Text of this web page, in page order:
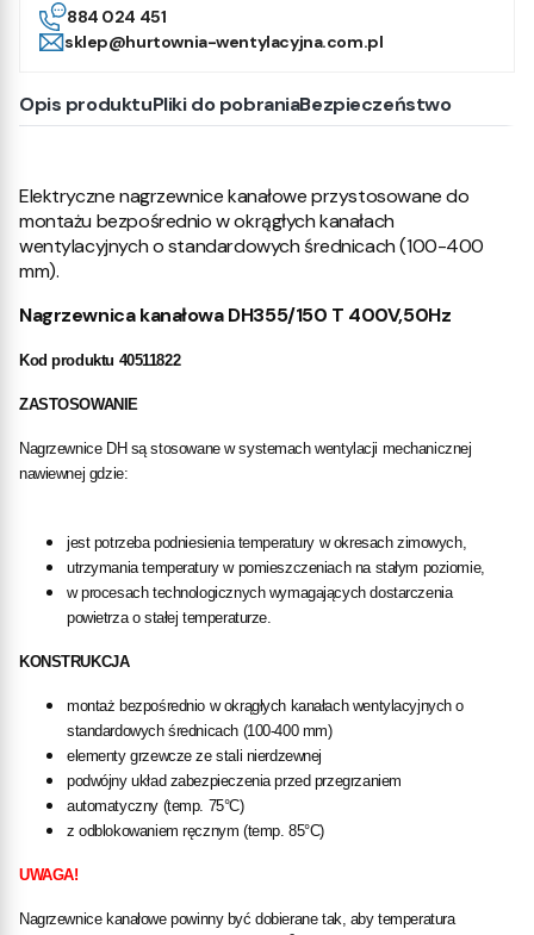
884 024 451
sklep@hurtownia-wentylacyjna.com.pl
Opis produktuPliki do pobraniaBezpieczeństwo
Elektryczne nagrzewnice kanałowe przystosowane do
montażu bezpośrednio w okrągłych kanałach
wentylacyjnych o standardowych średnicach (100-400
mm).
Nagrzewnica kanałowa DH355/150 T 400V,50Hz
Kod produktu 40511822
ZASTOSOWANIE
Nagrzewnice DH są stosowane w systemach wentylacji mechanicznej
nawiewnej gdzie:
jest potrzeba podniesienia temperatury w okresach zimowych,
utrzymania temperatury w pomieszczeniach na stałym poziomie,
w procesach technologicznych wymagających dostarczenia
powietrza o stałej temperaturze.
KONSTRUKCJA
montaż bezpośrednio w okrągłych kanałach wentylacyjnych o
standardowych średnicach (100-400 mm)
elementy grzewcze ze stali nierdzewnej
podwójny układ zabezpieczenia przed przegrzaniem
automatyczny (temp. 75°C)
z odblokowaniem ręcznym (temp. 85°C)
UWAGA!
Nagrzewnice kanałowe powinny być dobierane tak, aby temperatura